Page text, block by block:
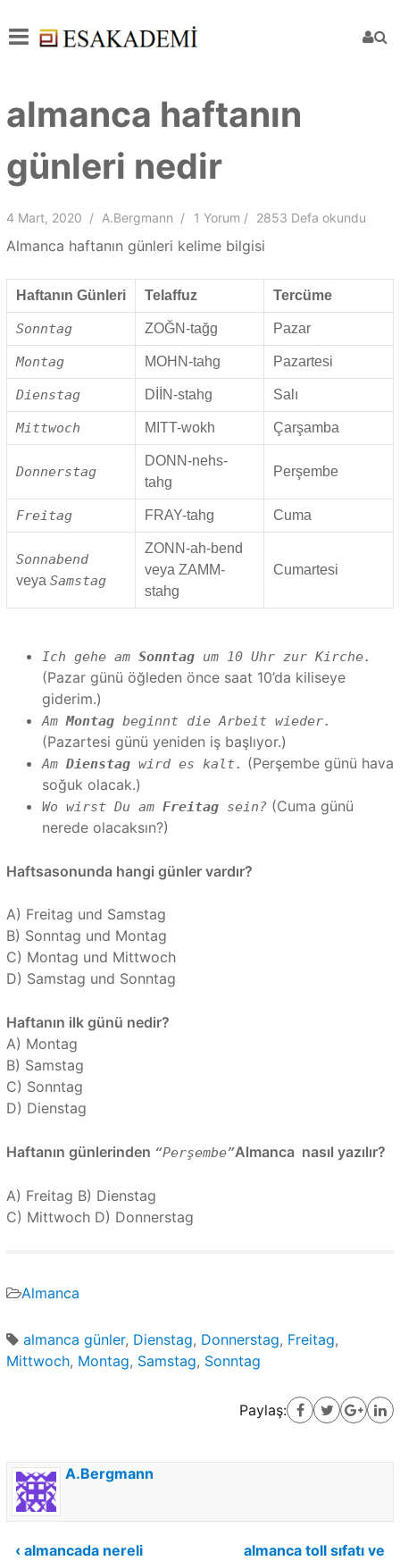
almanca haftanın
günleri nedir
4 Mart, 2020 A.Bergmann 1 Yorum 2853 Defa okundu
Almanca haftanın günleri kelime bilgisi
Haftanın Günleri Telaffuz Tercüme
Sonntag ZOĞN-tağg Pazar
Montag MOHN-tahg Pazartesi
Dienstag DİİN-stahg Salı
Mittwoch MITT-wokh Çarşamba
Donnerstag
DONN-nehs-
tahg
Perşembe
Freitag FRAY-tahg Cuma
Sonnabend
veya Samstag
ZONN-ah-bend
veya ZAMM-
stahg
Cumartesi
Ich gehe am Sonntagum 10 Uhr zur Kirche.
(Pazar günü öğleden önce saat 10’da kiliseye
giderim.)
AmMontagbeginnt die Arbeit wieder.
(Pazartesi günü yeniden iş başlıyor.)
Am Dienstagwird es kalt. (Perşembe günü hava
soğuk olacak.)
Wo wirst Du am Freitagsein? (Cuma günü
nerede olacaksın?)
Haftsasonunda hangi günler vardır?
A) Freitag und Samstag
B) Sonntag und Montag
C) Montag und Mittwoch
D) Samstag und Sonntag
Haftanın ilk günü nedir?
A) Montag
B) Samstag
C) Sonntag
D) Dienstag
Haftanın günlerinden “Perşembe”Almanca nasıl yazılır?
A) Freitag B) Dienstag
C) Mittwoch D) Donnerstag
Almanca
almanca günler, Dienstag, Donnerstag, Freitag,
Mittwoch, Montag, Samstag, Sonntag
Paylaş:
A.Bergmann
Yazı
‹ almancada nereli
almanca toll sıfatı ve